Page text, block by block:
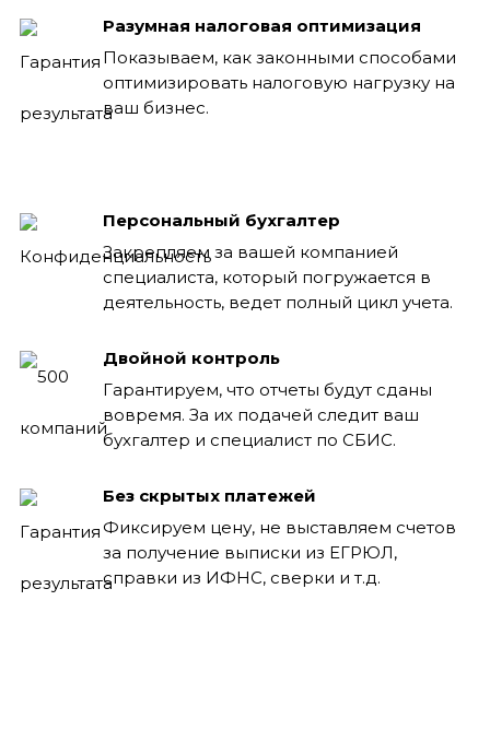
Разумная налоговая оптимизация
Показываем, как законными способами
оптимизировать налоговую нагрузку на
ваш бизнес.
Персональный бухгалтер
Закрепляем за вашей компанией
специалиста, который погружается в
деятельность, ведет полный цикл учета.
Двойной контроль
Гарантируем, что отчеты будут сданы
вовремя. За их подачей следит ваш
бухгалтер и специалист по СБИС.
Без скрытых платежей
Фиксируем цену, не выставляем счетов
за получение выписки из ЕГРЮЛ,
справки из ИФНС, сверки и т.д.